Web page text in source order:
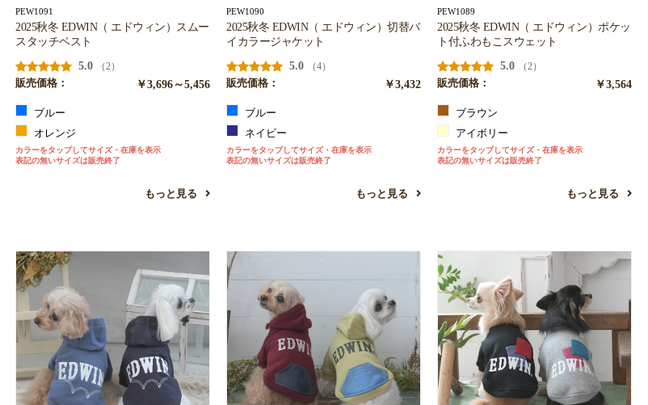
PEW1091
2025秋冬 EDWIN（ エドウィン）スムー
スタッチベスト
5.0
（2）
販売価格：
￥3,696～5,456
ブルー
オレンジ
カラーをタップしてサイズ・在庫を表示
表記の無いサイズは販売終了
もっと見る
PEW1090
2025秋冬 EDWIN（ エドウィン）切替バ
イカラージャケット
5.0
（4）
販売価格：
￥3,432
ブルー
ネイビー
カラーをタップしてサイズ・在庫を表示
表記の無いサイズは販売終了
もっと見る
PEW1089
2025秋冬 EDWIN（ エドウィン）ポケッ
ト付ふわもこスウェット
5.0
（2）
販売価格：
￥3,564
ブラウン
アイボリー
カラーをタップしてサイズ・在庫を表示
表記の無いサイズは販売終了
もっと見る
お買い物を続ける カートへ進む